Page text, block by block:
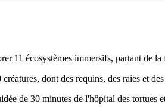
11 écosystèmes immersifs, partant de
dont des requins, des raies et
de 30 minutes de l'hôpital des tortues